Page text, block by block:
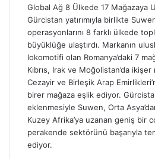
Global Ağ 8 Ülkede 17 Mağazaya
Gürcistan yatırımıyla birlikte
operasyonlarını 8 farklı ülkede
büyüklüğe ulaştırdı. Markanın
lokomotifi olan Romanya’daki 7
Kıbrıs, Irak ve Moğolistan’da ikişer
Cezayir ve Birleşik Arap
birer mağaza eşlik ediyor.
eklenmesiyle Suwen, Orta
Kuzey Afrika’ya uzanan geniş bir
perakende sektörünü başarıyla
ediyor.